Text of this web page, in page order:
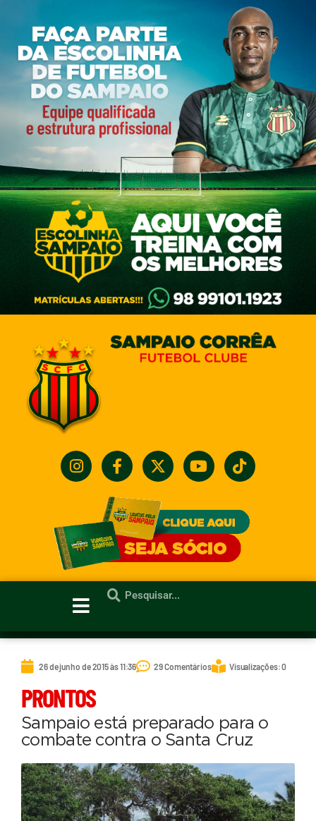
26 de junho de 2015 às 11:36 29 Comentários Visualizações: 0
PRONTOS
Sampaio está preparado para o
combate contra o Santa Cruz